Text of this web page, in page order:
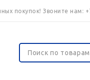
покупок! Звоните нам: